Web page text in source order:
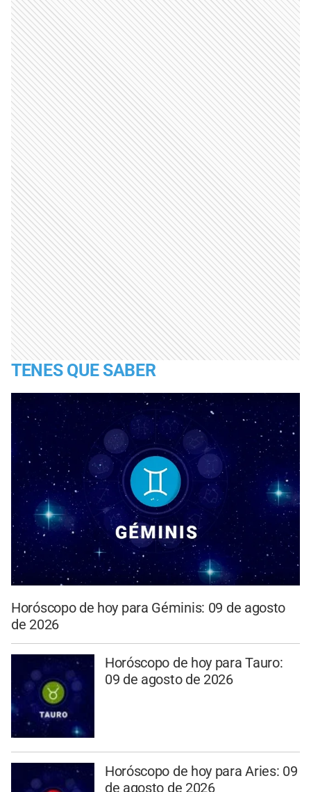
TENES QUE SABER
Horóscopo de hoy para Géminis: 09 de agosto
de 2026
Horóscopo de hoy para Tauro:
09 de agosto de 2026
Horóscopo de hoy para Aries: 09
de agosto de 2026